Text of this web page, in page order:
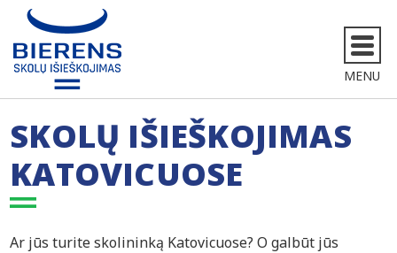
MENU
SKOLŲ IŠIEŠKOJIMAS
KATOVICUOSE
Ar jūs turite skolininką Katovicuose? O galbūt jūs